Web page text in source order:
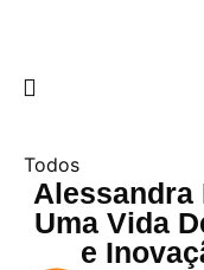
Todos
Alessandra
Uma Vida
e